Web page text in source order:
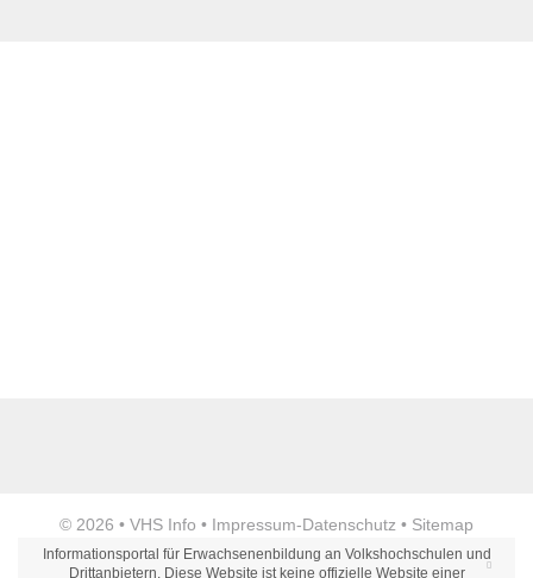
Fax
© 2026 • VHS Info • Impressum-Datenschutz • Sitemap
Informationsportal für Erwachsenenbildung an Volkshochschulen und
Drittanbietern. Diese Website ist keine offizielle Website einer